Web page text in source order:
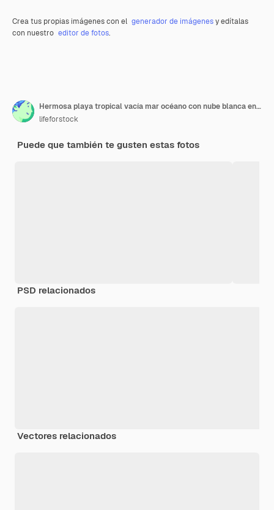
Crea tus propias imágenes con el generador de imágenesy edítalas
con nuestro editor de fotos.
Hermosa playa tropical vacía mar océano con nube blanca en el fondo del cielo azul
lifeforstock
Puede que también te gusten estas fotos
PSD relacionados
Vectores relacionados